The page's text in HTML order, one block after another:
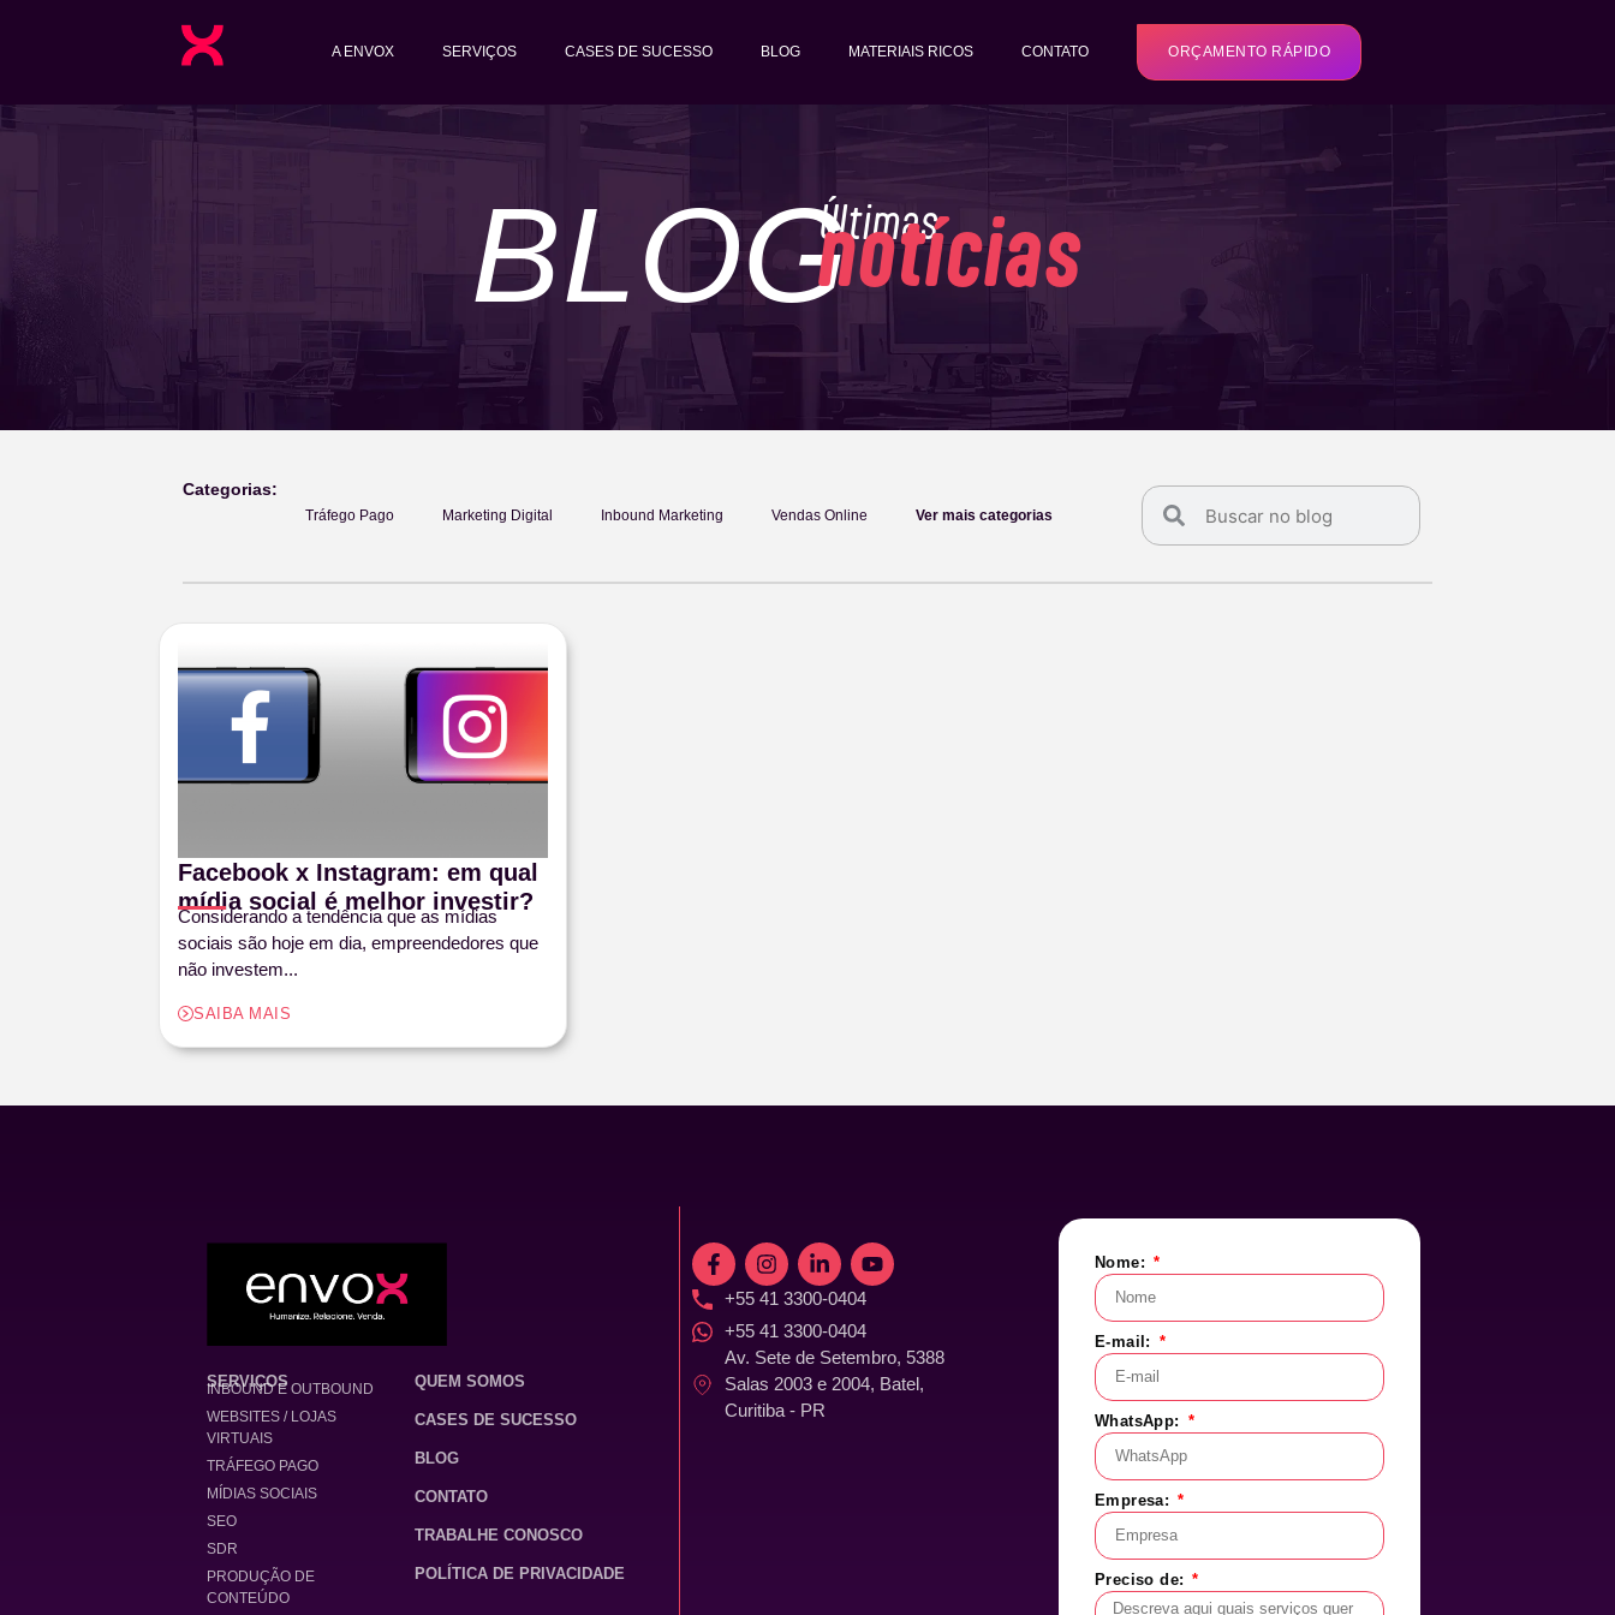
A ENVOX SERVIÇOS CASES DE SUCESSO BLOG MATERIAIS RICOS CONTATO ORÇAMENTO RÁPIDO
BLOGÚltimas
notícias
Categorias:
Tráfego Pago Marketing Digital Inbound Marketing Vendas Online Ver mais categorias
Facebook x Instagram: em qual
mídia social é melhor investir?
Considerando a tendência que as mídias
sociais são hoje em dia, empreendedores que
não investem...
SAIBA MAIS
SERVIÇOS
INBOUND E OUTBOUND
WEBSITES / LOJAS
VIRTUAIS
TRÁFEGO PAGO
MÍDIAS SOCIAIS
SEO
SDR
PRODUÇÃO DE
CONTEÚDO
QUEM SOMOS
CASES DE SUCESSO
BLOG
CONTATO
TRABALHE CONOSCO
POLÍTICA DE PRIVACIDADE
+55 41 3300-0404
+55 41 3300-0404
Av. Sete de Setembro, 5388
Salas 2003 e 2004, Batel,
Curitiba - PR
Nome:
E-mail:
WhatsApp:
Empresa:
Preciso de: